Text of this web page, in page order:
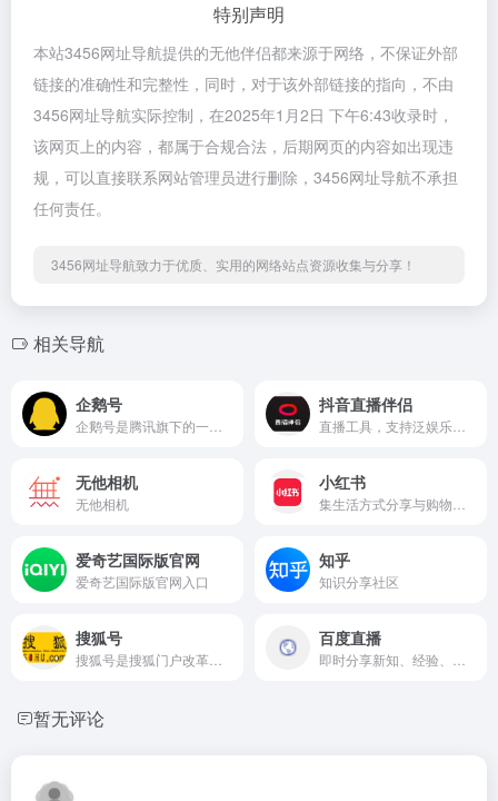
特别声明
本站3456网址导航提供的无他伴侣都来源于网络，不保证外部
链接的准确性和完整性，同时，对于该外部链接的指向，不由
3456网址导航实际控制，在2025年1月2日 下午6:43收录时，
该网页上的内容，都属于合规合法，后期网页的内容如出现违
规，可以直接联系网站管理员进行删除，3456网址导航不承担
任何责任。
3456网址导航致力于优质、实用的网络站点资源收集与分享！
相关导航
企鹅号 抖音直播伴侣
无他相机
无他相机
小红书
爱奇艺国际版官网
爱奇艺国际版官网入口
知乎
知识分享社区
搜狐号 百度直播
暂无评论